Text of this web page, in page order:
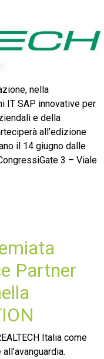
nella
IT SAP innovative per
e della
all’edizione
il 14 giugno dalle
3 – Viale
Partner
Italia come